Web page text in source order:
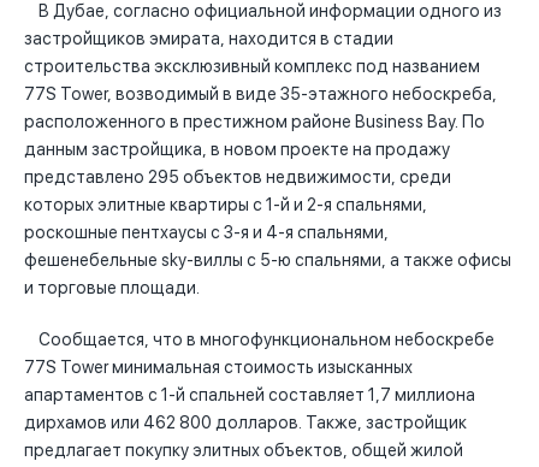
В Дубае, согласно официальной информации одного из
застройщиков эмирата, находится в стадии
строительства эксклюзивный комплекс под названием
77S Tower, возводимый в виде 35-этажного небоскреба,
расположенного в престижном районе Business Bay. По
данным застройщика, в новом проекте на продажу
представлено 295 объектов недвижимости, среди
которых элитные квартиры с 1-й и 2-я спальнями,
роскошные пентхаусы с 3-я и 4-я спальнями,
фешенебельные sky-виллы с 5-ю спальнями, а также офисы
и торговые площади.
Сообщается, что в многофункциональном небоскребе
77S Tower минимальная стоимость изысканных
апартаментов с 1-й спальней составляет 1,7 миллиона
дирхамов или 462 800 долларов. Также, застройщик
предлагает покупку элитных объектов, общей жилой